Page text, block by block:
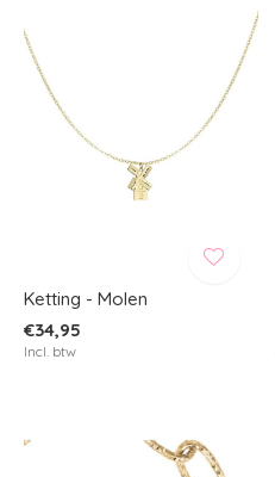
Ketting - Molen
€34,95
Incl. btw